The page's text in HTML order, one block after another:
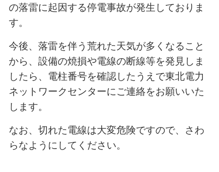
の落雷に起因する停電事故が発生しておりま
す。
今後、落雷を伴う荒れた天気が多くなること
から、設備の焼損や電線の断線等を発見しま
したら、電柱番号を確認したうえで東北電力
ネットワークセンターにご連絡をお願いいた
します。
なお、切れた電線は大変危険ですので、さわ
らなようにしてください。